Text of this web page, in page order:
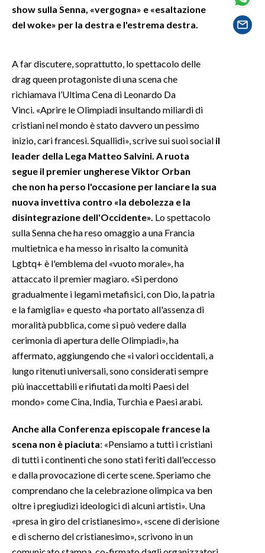
#CARAUNIONE
3 MINUTI CON
INSULARITÀ
INFO AZIENDE
ABBONATI
ANNUNCI
NECROLOGI
SPIAGGE
STORE
show sulla Senna, «vergogna» e «esaltazione
del woke» per la destra e l'estrema destra.
A far discutere, soprattutto, lo spettacolo delle
drag queen protagoniste di una scena che
richiamava l’Ultima Cena di Leonardo Da
Vinci. «Aprire le Olimpiadi insultando miliardi di
cristiani nel mondo è stato davvero un pessimo
inizio, cari francesi. Squallidi», scrive sui suoi social il
leader della Lega Matteo Salvini. A ruota
segue il premier ungherese Viktor Orban
che non ha perso l'occasione per lanciare la sua
nuova invettiva contro «la debolezza e la
disintegrazione dell'Occidente». Lo spettacolo
sulla Senna che ha reso omaggio a una Francia
multietnica e ha messo in risalto la comunità
Lgbtq+ è l'emblema del «vuoto morale», ha
attaccato il premier magiaro. «Si perdono
gradualmente i legami metafisici, con Dio, la patria
e la famiglia» e questo «ha portato all'assenza di
moralità pubblica, come si può vedere dalla
cerimonia di apertura delle Olimpiadi», ha
affermato, aggiungendo che «i valori occidentali, a
lungo ritenuti universali, sono considerati sempre
più inaccettabili e rifiutati da molti Paesi del
mondo» come Cina, India, Turchia e Paesi arabi.
Anche alla Conferenza episcopale francese la
scena non è piaciuta: «Pensiamo a tutti i cristiani
di tutti i continenti che sono stati feriti dall'eccesso
e dalla provocazione di certe scene. Speriamo che
comprendano che la celebrazione olimpica va ben
oltre i pregiudizi ideologici di alcuni artisti». Una
«presa in giro del cristianesimo», «scene di derisione
e di scherno del cristianesimo», scrivono in un